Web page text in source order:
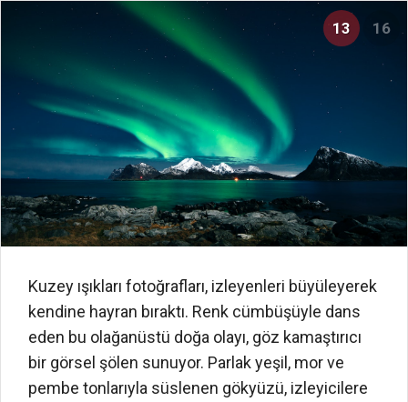
13 16
Kuzey ışıkları fotoğrafları, izleyenleri büyüleyerek
kendine hayran bıraktı. Renk cümbüşüyle dans
eden bu olağanüstü doğa olayı, göz kamaştırıcı
bir görsel şölen sunuyor. Parlak yeşil, mor ve
pembe tonlarıyla süslenen gökyüzü, izleyicilere